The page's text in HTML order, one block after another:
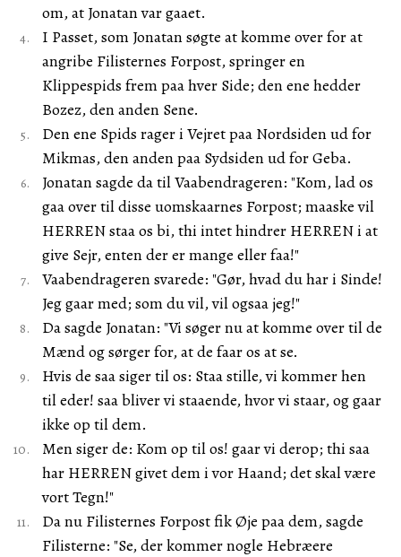
om, at Jonatan var gaaet.
I Passet, som Jonatan søgte at komme over for at
angribe Filisternes Forpost, springer en
Klippespids frem paa hver Side; den ene hedder
Bozez, den anden Sene.
Den ene Spids rager i Vejret paa Nordsiden ud for
Mikmas, den anden paa Sydsiden ud for Geba.
Jonatan sagde da til Vaabendrageren: "Kom, lad os
gaa over til disse uomskaarnes Forpost; maaske vil
HERREN staa os bi, thi intet hindrer HERREN i at
give Sejr, enten der er mange eller faa!"
Vaabendrageren svarede: "Gør, hvad du har i Sinde!
Jeg gaar med; som du vil, vil ogsaa jeg!"
Da sagde Jonatan: "Vi søger nu at komme over til de
Mænd og sørger for, at de faar os at se.
Hvis de saa siger til os: Staa stille, vi kommer hen
til eder! saa bliver vi staaende, hvor vi staar, og gaar
ikke op til dem.
Men siger de: Kom op til os! gaar vi derop; thi saa
har HERREN givet dem i vor Haand; det skal være
vort Tegn!"
Da nu Filisternes Forpost fik Øje paa dem, sagde
Filisterne: "Se, der kommer nogle Hebræere